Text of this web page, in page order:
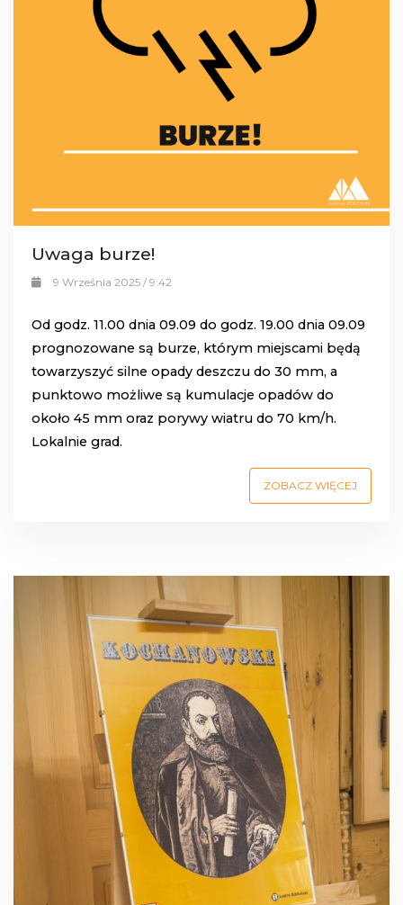
Uwaga burze!
9 Września 2025 / 9:42
Od godz. 11.00 dnia 09.09 do godz. 19.00 dnia 09.09
prognozowane są burze, którym miejscami będą
towarzyszyć silne opady deszczu do 30 mm, a
punktowo możliwe są kumulacje opadów do
około 45 mm oraz porywy wiatru do 70 km/h.
Lokalnie grad.
ZOBACZ WIĘCEJ